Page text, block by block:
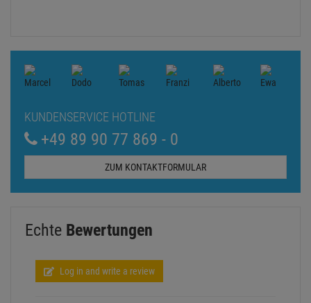
KUNDENSERVICE HOTLINE
+49 89 90 77 869 - 0
ZUM KONTAKTFORMULAR
Echte Bewertungen
Log in and write a review